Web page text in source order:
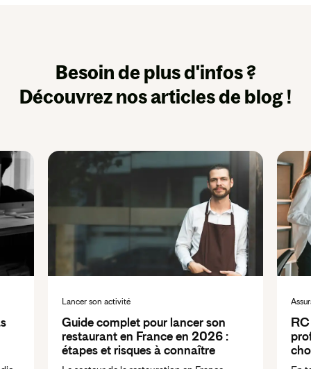
Besoin de plus d'infos ?
Découvrez nos articles de blog !
Lancer son activité
Guide complet pour lancer son
restaurant en France en 2026 :
étapes et risques à connaître